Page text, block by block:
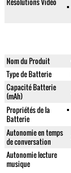
Nom du Produit
Type de Batterie
Capacité Batterie
(mAh)
Propriétés de la
Batterie
Autonomie en temps
de conversation
Autonomie lecture
musique